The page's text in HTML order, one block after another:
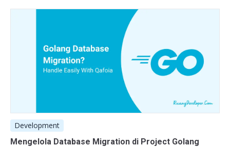
Development
Mengelola Database Migration di Project Golang